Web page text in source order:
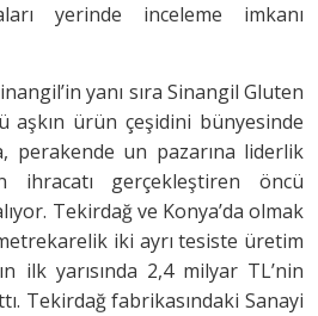
yerinde inceleme imkanı
yanı sıra Sinangil Gluten
aşkın ürün çeşidini bünyesinde
perakende un pazarına liderlik
ihracatı gerçekleştiren öncü
Tekirdağ ve Konya’da olmak
iki ayrı tesiste üretim
ilk yarısında 2,4 milyar TL’nin
Tekirdağ fabrikasındaki Sanayi